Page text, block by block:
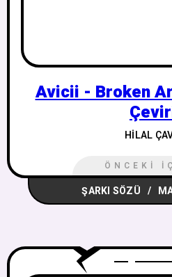
Avicii - Broken
HILAL
ÖNCEKI
ŞARKI SÖZÜ